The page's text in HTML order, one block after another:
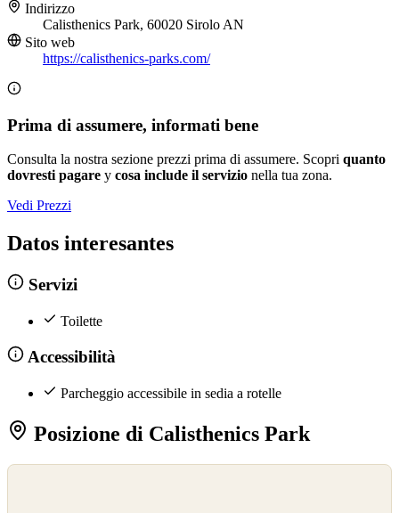
Indirizzo
Calisthenics Park, 60020 Sirolo AN
Sito web
https://calisthenics-parks.com/
Prima di assumere, informati bene
Consulta la nostra sezione prezzi prima di assumere. Scopri quanto
dovresti pagare y cosa include il servizio nella tua zona.
Vedi Prezzi
Datos interesantes
Servizi
Toilette
Accessibilità
Parcheggio accessibile in sedia a rotelle
Posizione di Calisthenics Park